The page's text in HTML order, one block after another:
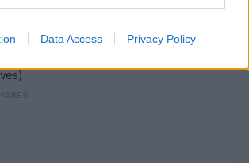
Data Access Privacy Policy